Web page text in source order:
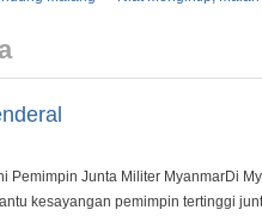
Pemimpin Junta Militer MyanmarDi
kesayangan pemimpin tertinggi